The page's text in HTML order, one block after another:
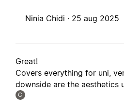
Ninia Chidi · 25 aug 2025
Great!
Covers everything for uni,
downside are the aesthetics
C